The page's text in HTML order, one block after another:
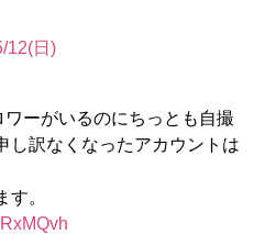
12(日)
ーがいるのにちっとも自撮
し訳なくなったアカウントは
す。